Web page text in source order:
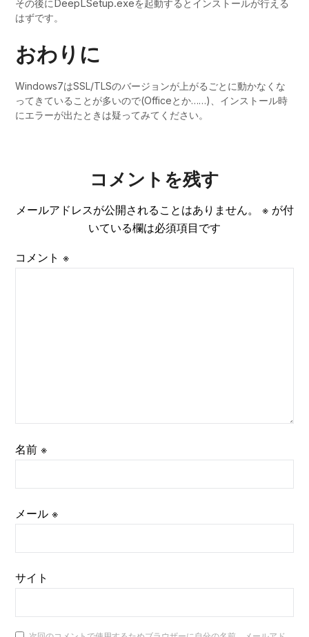
その後にDeepLSetup.exeを起動するとインストールが行える
はずです。
おわりに
Windows7はSSL/TLSのバージョンが上がるごとに動かなくな
ってきていることが多いので(Officeとか……)、インストール時
にエラーが出たときは疑ってみてください。
コメントを残す
メールアドレスが公開されることはありません。 ※が付
いている欄は必須項目です
コメント※
名前※
メール※
サイト